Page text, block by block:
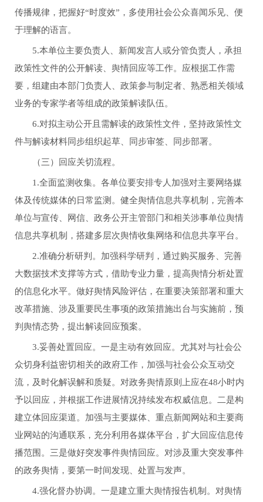
传播规律，把握好“时度效”，多使用社会公众喜闻乐见、便
于理解的语言。
5.本单位主要负责人、新闻发言人或分管负责人，承担
政策性文件的公开解读、舆情回应等工作。应根据工作需
要，组建由本部门负责人、政策参与制定者、熟悉相关领域
业务的专家学者等组成的政策解读队伍。
6.对拟主动公开且需解读的政策性文件，坚持政策性文
件与解读材料同步组织起草、同步审签、同步部署。
（三）回应关切流程。
1.全面监测收集。各单位要安排专人加强对主要网络媒
体及传统媒体的日常监测。健全舆情信息共享机制，完善本
单位与宣传、网信、政务公开主管部门和相关涉事单位舆情
信息共享机制，搭建多层次舆情收集网络和信息共享平台。
2.准确分析研判。加强科学研判，通过购买服务、完善
大数据技术支撑等方式，借助专业力量，提高舆情分析处置
的信息化水平。做好舆情风险评估，在重要决策部署和重大
改革措施、涉及重要民生事项的政策措施出台与实施前，预
判舆情态势，提出解读回应预案。
3.妥善处置回应。一是主动有效回应。尤其对与社会公
众切身利益密切相关的政府工作，加强与社会公众互动交
流，及时化解误解和质疑。对政务舆情原则上应在48小时内
予以回应，并根据工作进展情况持续发布权威信息。二是构
建立体回应渠道。加强与主要媒体、重点新闻网站和主要商
业网站的沟通联系，充分利用各媒体平台，扩大回应信息传
播范围。三是做好突发事件舆情回应。对涉及重大突发事件
的政务舆情，要第一时间发现、处置与发声。
4.强化督办协调。一是建立重大舆情报告机制。对舆情